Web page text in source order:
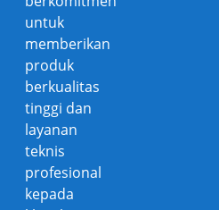
untuk
memberikan
produk
berkualitas
tinggi dan
layanan
teknis
profesional
kepada